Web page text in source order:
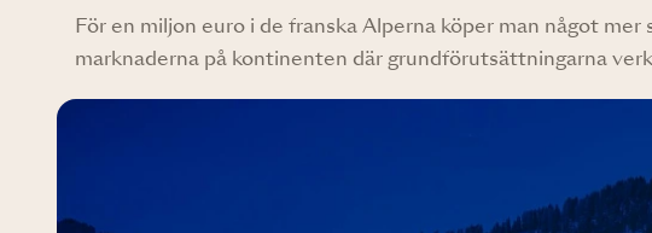
För en miljon euro i de franska Alperna köper man något
marknaderna på kontinenten där grundförutsättningarna